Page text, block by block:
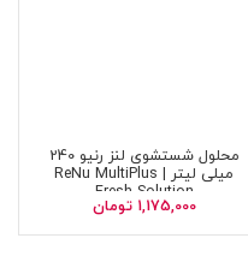
محلول شستشوی لنز رنیو 240
میلی لیتر | ReNu MultiPlus
Fresh Solution
1,175,000 تومان